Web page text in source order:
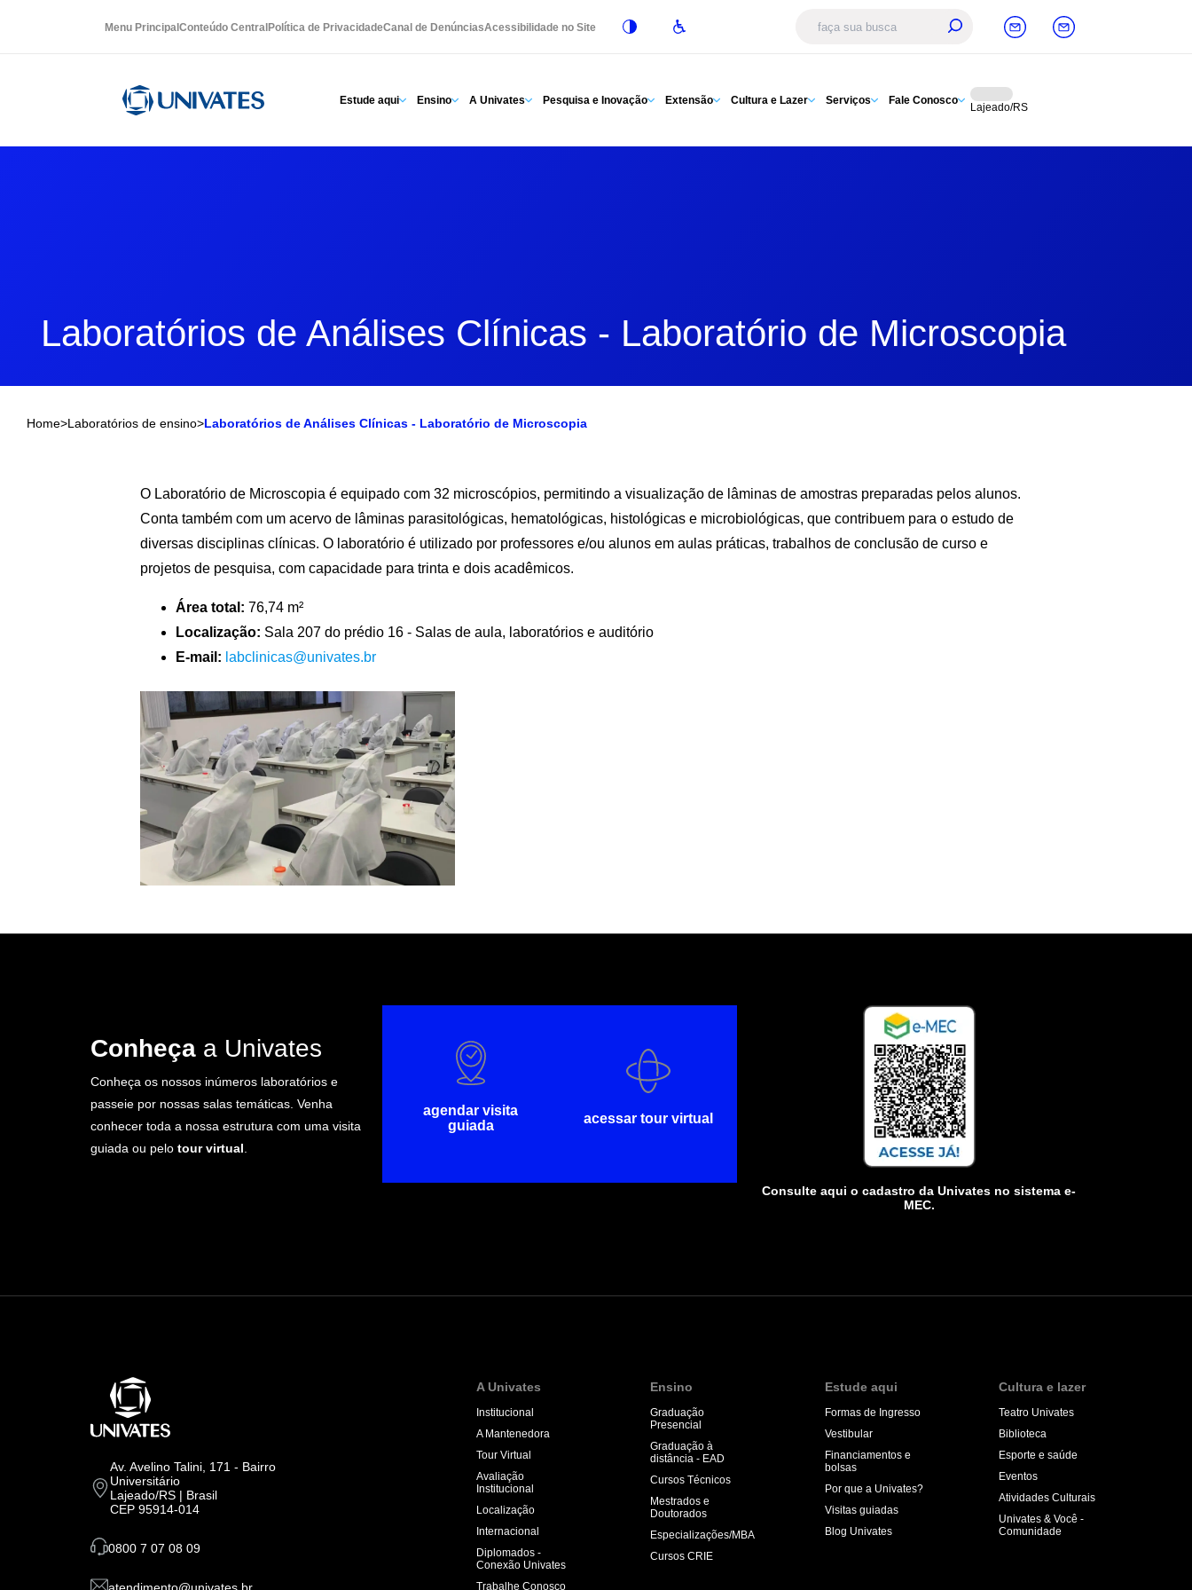
Menu Principal Conteúdo Central Política de PrivacidadeCanal de DenúnciasAcessibilidade no Site
Estude aqui Ensino A Univates Pesquisa e Inovação Extensão Cultura e Lazer Serviços Fale Conosco
Lajeado/RS
Laboratórios de Análises Clínicas - Laboratório de Microscopia
Home>Laboratórios de ensino>Laboratórios de Análises Clínicas - Laboratório de Microscopia
O Laboratório de Microscopia é equipado com 32 microscópios, permitindo a visualização de lâminas de amostras preparadas pelos alunos.
Conta também com um acervo de lâminas parasitológicas, hematológicas, histológicas e microbiológicas, que contribuem para o estudo de
diversas disciplinas clínicas. O laboratório é utilizado por professores e/ou alunos em aulas práticas, trabalhos de conclusão de curso e
projetos de pesquisa, com capacidade para trinta e dois acadêmicos.
Área total: 76,74 m²
Localização: Sala 207 do prédio 16 - Salas de aula, laboratórios e auditório
E-mail: labclinicas@univates.br
Conheça a Univates
Conheça os nossos inúmeros laboratórios e
passeie por nossas salas temáticas. Venha
conhecer toda a nossa estrutura com uma visita
guiada ou pelo tour virtual
agendar visita
guiada
acessar tour virtual
Consulte aqui o cadastro da Univates no sistema e-
MEC.
Av. Avelino Talini, 171 - Bairro
Universitário
Lajeado/RS | Brasil
CEP 95914-014
0800 7 07 08 09
A Univates
Institucional
A Mantenedora
Tour Virtual
Avaliação
Institucional
Localização
Internacional
Diplomados -
Conexão Univates
Trabalhe Conosco
Ensino
Graduação
Presencial
Graduação à
distância - EAD
Cursos Técnicos
Mestrados e
Doutorados
Especializações/MBA
Cursos CRIE
Estude aqui
Formas de Ingresso
Vestibular
Financiamentos e
bolsas
Por que a Univates?
Visitas guiadas
Blog Univates
Cultura e lazer
Teatro Univates
Biblioteca
Esporte e saúde
Eventos
Atividades Culturais
Univates & Você -
Comunidade